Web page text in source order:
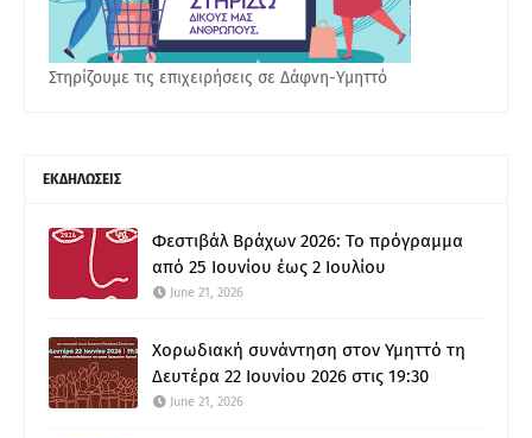
Στηρίζουμε τις επιχειρήσεις σε Δάφνη-Υμηττό
ΕΚΔΗΛΩΣΕΙΣ
Φεστιβάλ Βράχων 2026: Το πρόγραμμα
από 25 Ιουνίου έως 2 Ιουλίου
June 21, 2026
Χορωδιακή συνάντηση στον Υμηττό τη
Δευτέρα 22 Ιουνίου 2026 στις 19:30
June 21, 2026